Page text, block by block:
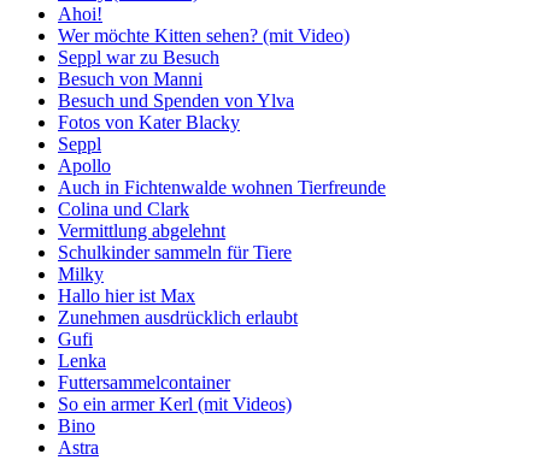
Ahoi!
Wer möchte Kitten sehen? (mit Video)
Seppl war zu Besuch
Besuch von Manni
Besuch und Spenden von Ylva
Fotos von Kater Blacky
Seppl
Apollo
Auch in Fichtenwalde wohnen Tierfreunde
Colina und Clark
Vermittlung abgelehnt
Schulkinder sammeln für Tiere
Milky
Hallo hier ist Max
Zunehmen ausdrücklich erlaubt
Gufi
Lenka
Futtersammelcontainer
So ein armer Kerl (mit Videos)
Bino
Astra